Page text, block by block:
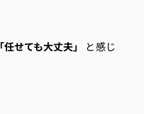
「任せても大丈夫」
と感じ